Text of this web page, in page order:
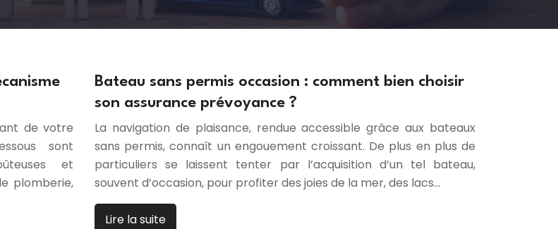
de votre
sont
et
plomberie,
Bateau sans permis occasion : comment bien choisir
son assurance prévoyance ?
La navigation de plaisance, rendue accessible grâce aux bateaux
sans permis, connaît un engouement croissant. De plus en plus de
particuliers se laissent tenter par l’acquisition d’un tel bateau,
souvent d’occasion, pour profiter des joies de la mer, des lacs…
Lire la suite